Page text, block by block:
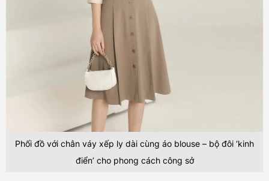
Phối đồ với chân váy xếp ly dài cùng áo blouse – bộ đôi ‘kinh
điển’ cho phong cách công sở